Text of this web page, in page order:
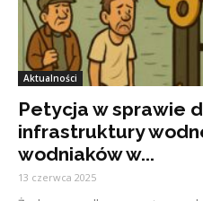
Aktualności
Petycja w sprawie
infrastruktury
wodniaków w...
13 czerwca 2025